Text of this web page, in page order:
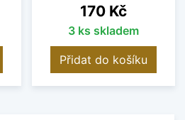
Cena
170 Kč
3 ks skladem
Přidat do košíku